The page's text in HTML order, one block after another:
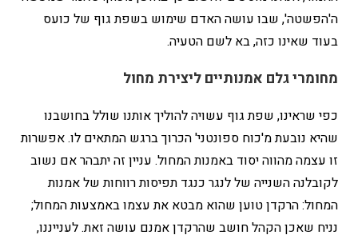
ה'הפשטה', שבו עושה האדם שימוש בשפת גוף של כועס
בעוד שאינו כזה, בא לשם הטעיה.
מחומרי גלם אמנותיים ליצירת מחול
כפי שראינו, שפת גוף עשויה להוליך אותנו שולל בחושבנו
שהיא נובעת מ'כוח ספונטני' הכרוך ברגש המתאים לו. אפשרות
זו עצמה מהווה יסוד באמנות המחול. עניין זה יתבהר אם נשוב
לקובלנה השנייה של לנגר כנגד תפיסות רווחות של אמנות
המחול: הרקדן טוען שהוא מבטא את עצמו באמצעות המחול;
נניח שאכן הקהל חושב שהרקדן אמנם עושה זאת. לענייננו,